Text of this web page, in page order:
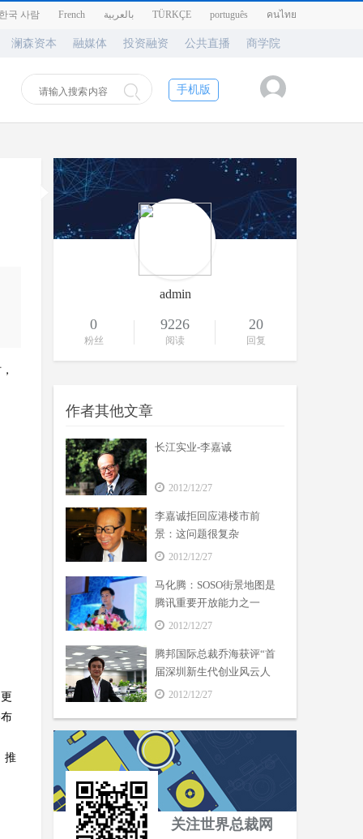
국 사람 French بالعربية TÜRKÇE português คนไทย
澜森资本 融媒体 投资融资 公共直播 商学院
手机版
推
admin
0
粉丝
9226
阅读
20
回复
作者其他文章
长江实业-李嘉诚
2012/12/27
李嘉诚拒回应港楼市前
景：这问题很复杂
2012/12/27
马化腾：SOSO街景地图是
腾讯重要开放能力之一
2012/12/27
腾邦国际总裁乔海获评“首
届深圳新生代创业风云人
物”2012/12/27
关注世界总裁网